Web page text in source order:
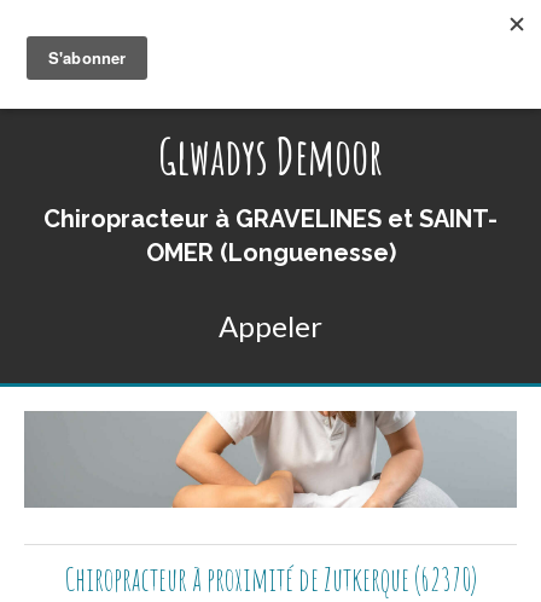
Glwadys Demoor
Chiropracteur à GRAVELINES et SAINT-
OMER (Longuenesse)
Appeler
Chiropracteur à proximité de Zutkerque (62370)